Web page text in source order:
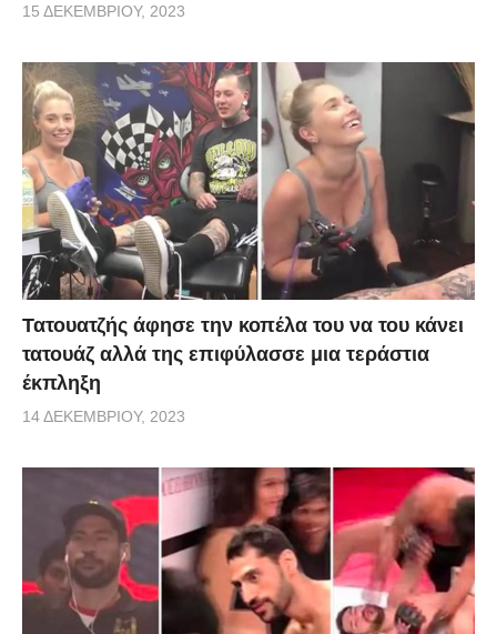
15 ΔΕΚΕΜΒΡΊΟΥ, 2023
Τατουατζής άφησε την κοπέλα του να του κάνει
τατουάζ αλλά της επιφύλασσε μια τεράστια
έκπληξη
14 ΔΕΚΕΜΒΡΊΟΥ, 2023